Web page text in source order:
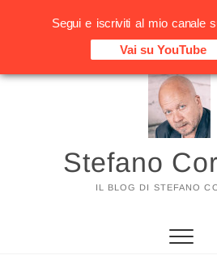
Vai
Stefano
IL BLOG DI STEFANO
Segui e iscriviti al mio canale
Vai su YouTube